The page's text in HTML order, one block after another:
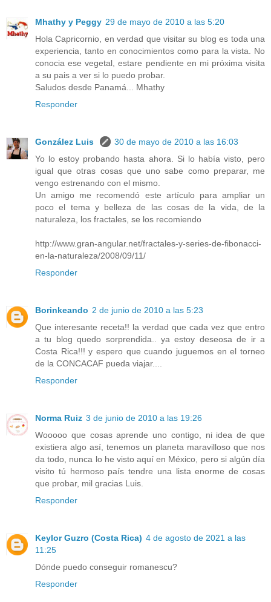
Mhathy y Peggy 29 de mayo de 2010 a las 5:20
Hola Capricornio, en verdad que visitar su blog es toda una
experiencia, tanto en conocimientos como para la vista. No
conocia ese vegetal, estare pendiente en mi próxima visita
a su pais a ver si lo puedo probar.
Saludos desde Panamá... Mhathy
Responder
González Luis
30 de mayo de 2010 a las 16:03
Yo lo estoy probando hasta ahora. Si lo había visto, pero
igual que otras cosas que uno sabe como preparar, me
vengo estrenando con el mismo.
Un amigo me recomendó este artículo para ampliar un
poco el tema y belleza de las cosas de la vida, de la
naturaleza, los fractales, se los recomiendo
http://www.gran-angular.net/fractales-y-series-de-fibonacci-
en-la-naturaleza/2008/09/11/
Responder
Borinkeando 2 de junio de 2010 a las 5:23
Que interesante receta!! la verdad que cada vez que entro
a tu blog quedo sorprendida.. ya estoy deseosa de ir a
Costa Rica!!! y espero que cuando juguemos en el torneo
de la CONCACAF pueda viajar....
Responder
Norma Ruiz 3 de junio de 2010 a las 19:26
Wooooo que cosas aprende uno contigo, ni idea de que
existiera algo así, tenemos un planeta maravilloso que nos
da todo, nunca lo he visto aquí en México, pero si algún día
visito tú hermoso país tendre una lista enorme de cosas
que probar, mil gracias Luis.
Responder
Keylor Guzro (Costa Rica) 4 de agosto de 2021 a las
11:25
Dónde puedo conseguir romanescu?
Responder